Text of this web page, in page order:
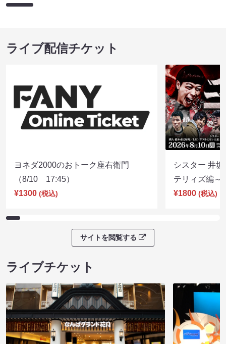
ライブ配信チケット
ヨネダ2000のおトーク座右衛門
（8/10 17:45）
¥1300 (税込)
シスター 井
テリィズ編
¥1800 (税込)
サイトを閲覧する
ライブチケット